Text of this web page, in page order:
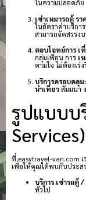
ในความปลอดภัย
เช่าเหมารถตู้ ร
ในอัตราค่าบริกา
สามารถจัดสรรง
ตอบโจทย์การ
กลุ่มเพื่อน การ เ
ตามใจ ไม่ต้องเร่
บริการครอบคลุม:
นำเที่ยวสัมมนา
รูปแบบบ
Services)
ที่ easytravel-van.com
เพื่อให้คุณได้พบกับประส
บริการ เช่ารถตู้
ทั่วไป